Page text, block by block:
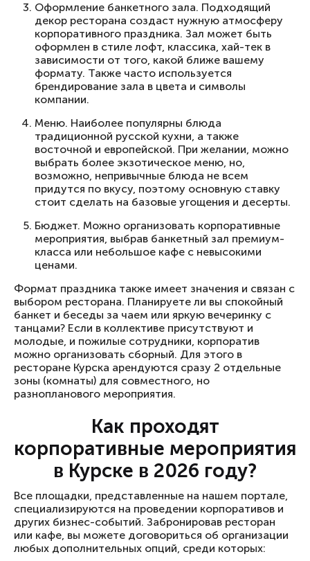
Оформление банкетного зала. Подходящий
декор ресторана создаст нужную атмосферу
корпоративного праздника. Зал может быть
оформлен в стиле лофт, классика, хай-тек в
зависимости от того, какой ближе вашему
формату. Также часто используется
брендирование зала в цвета и символы
компании.
Меню. Наиболее популярны блюда
традиционной русской кухни, а также
восточной и европейской. При желании, можно
выбрать более экзотическое меню, но,
возможно, непривычные блюда не всем
придутся по вкусу, поэтому основную ставку
стоит сделать на базовые угощения и десерты.
Бюджет. Можно организовать корпоративные
мероприятия, выбрав банкетный зал премиум-
класса или небольшое кафе с невысокими
ценами.
Формат праздника также имеет значения и связан с
выбором ресторана. Планируете ли вы спокойный
банкет и беседы за чаем или яркую вечеринку с
танцами? Если в коллективе присутствуют и
молодые, и пожилые сотрудники, корпоратив
можно организовать сборный. Для этого в
ресторане Курска арендуются сразу 2 отдельные
зоны (комнаты) для совместного, но
разнопланового мероприятия.
Как проходят
корпоративные мероприятия
в Курске в 2026 году?
Все площадки, представленные на нашем портале,
специализируются на проведении корпоративов и
других бизнес-событий. Забронировав ресторан
или кафе, вы можете договориться об организации
любых дополнительных опций, среди которых: